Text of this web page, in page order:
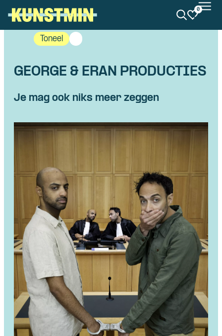
Skip navigatie
0
Toneel
GEORGE & ERAN PRODUCTIES
Je mag ook niks meer zeggen